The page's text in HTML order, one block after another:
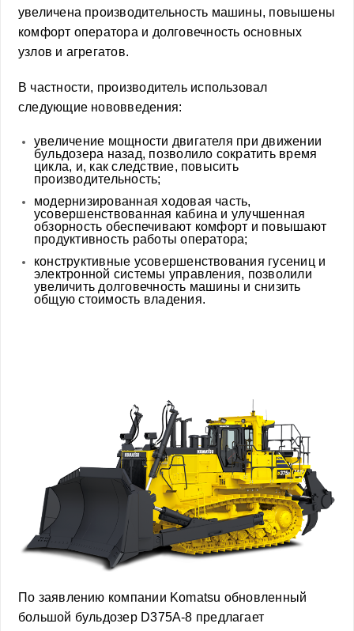
увеличена производительность машины, повышены
комфорт оператора и долговечность основных
узлов и агрегатов.
В частности, производитель использовал
следующие нововведения:
увеличение мощности двигателя при движении
бульдозера назад, позволило сократить время
цикла, и, как следствие, повысить
производительность;
модернизированная ходовая часть,
усовершенствованная кабина и улучшенная
обзорность обеспечивают комфорт и повышают
продуктивность работы оператора;
конструктивные усовершенствования гусениц и
электронной системы управления, позволили
увеличить долговечность машины и снизить
общую стоимость владения.
По заявлению компании Komatsu обновленный
большой бульдозер D375A-8 предлагает